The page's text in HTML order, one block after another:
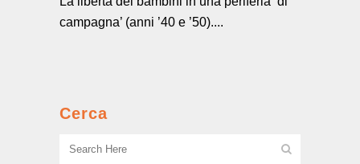
campagna’ (anni ’40 e ’50)....
Cerca